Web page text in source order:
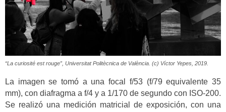
“La curiosité est rouge”, Universitat Politècnica de València. (c) Víctor Yepes, 2019.
La imagen se tomó a una focal f/53 (f/79 equivalente 35
mm), con diafragma a f/4 y a 1/170 de segundo con ISO-200.
Se realizó una medición matricial de exposición, con una